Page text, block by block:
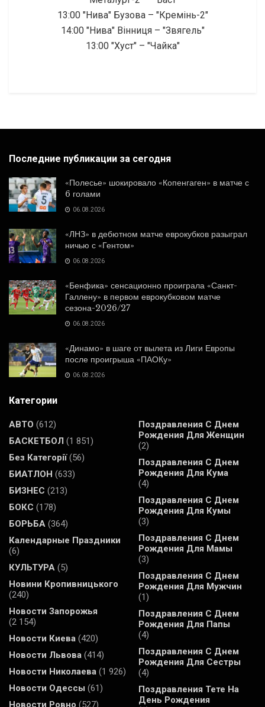
13:00 "Нива" Бузова – "Кремінь-2"
14:00 "Нива" Вінниця – "Звягель"
13:00 "Хуст" – "Чайка"
Последние публикации за сегодня
«Полесье» шокировало «Копенгаген» в матче с
6 голами
06.08.2026
«ЛНЗ» в дебютном матче еврокубков разыграл
ничью с «Гентом»
06.08.2026
«Бенфика» сенсационно проиграла «Санкт-
Галлену» в первом еврокубковом матче
сезона-2026/27
06.08.2026
«Динамо» в шаге от вылета из Лиги Европы
после проигрыша «ПАОКу»
06.08.2026
Категории
АВТО (612)
БАСКЕТБОЛ (1 851)
Без Категорії(56)
БИАТЛОН (633)
БИЗНЕС (213)
БОКС (178)
БОРЬБА (364)
Календарные Праздники
(6)
КУЛЬТУРА (5)
Новини Кропивницького
(240)
Новости Запорожья
(2 154)
Новости Киева (420)
Новости Львова (414)
Новости Николаева (1 926)
Новости Одессы (61)
Поздравления С Днем
Рождения Для Женщин
(2)
Поздравления С Днем
Рождения Для Кума
(4)
Поздравления С Днем
Рождения Для Кумы
(3)
Поздравления С Днем
Рождения Для Мамы
(3)
Поздравления С Днем
Рождения Для Мужчин
(1)
Поздравления С Днем
Рождения Для Папы
(4)
Поздравления С Днем
Рождения Для Сестры
(4)
Поздравления Тете На
День Рождения